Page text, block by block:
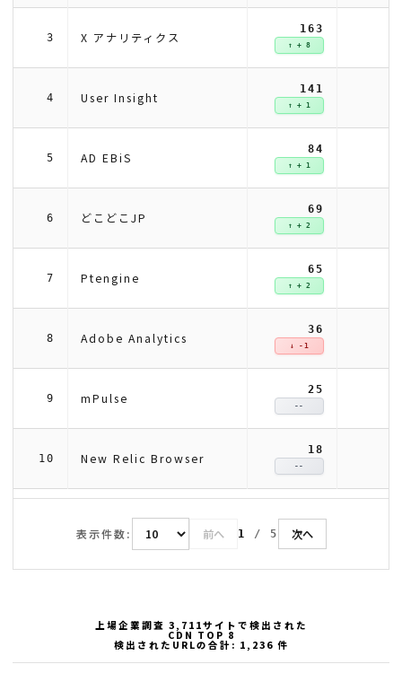
3 X アナリティクス
163
↑ + 8
4 User Insight
141
↑ + 1
5 AD EBiS
84
↑ + 1
6 どこどこJP
69
↑ + 2
7 Ptengine
65
↑ + 2
8 Adobe Analytics
36
↓ -1
9 mPulse
25
--
10 New Relic Browser
18
--
表示件数: 前へ 1 / 5 次へ
上場企業調査 3,711サイトで検出された
CDN TOP 8
検出されたURLの合計: 1,236 件